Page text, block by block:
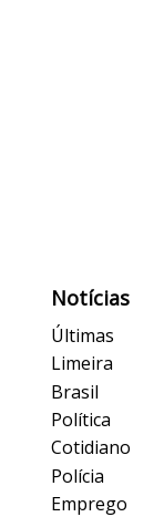
Notícias
Últimas
Limeira
Brasil
Política
Cotidiano
Polícia
Emprego